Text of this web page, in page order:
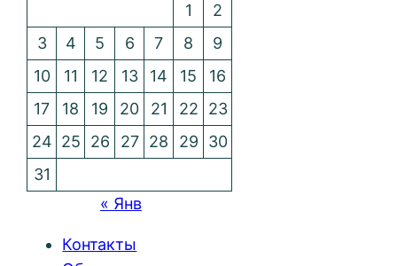
1
2
3
4 5 6 7 8
9
10
11 12 13 14 15
16
17
18 19 20 21 22
23
24 25 26 27 28 29
30
31
« Янв
Контакты